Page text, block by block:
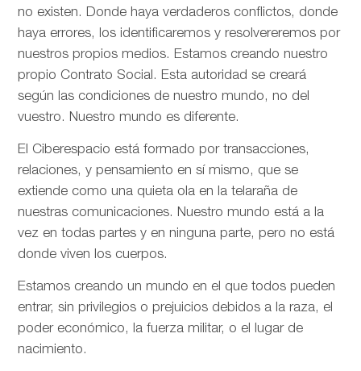
no existen. Donde haya verdaderos conflictos, donde
haya errores, los identificaremos y resolvereremos por
nuestros propios medios. Estamos creando nuestro
propio Contrato Social. Esta autoridad se creará
según las condiciones de nuestro mundo, no del
vuestro. Nuestro mundo es diferente.
El Ciberespacio está formado por transacciones,
relaciones, y pensamiento en sí mismo, que se
extiende como una quieta ola en la telaraña de
nuestras comunicaciones. Nuestro mundo está a la
vez en todas partes y en ninguna parte, pero no está
donde viven los cuerpos.
Estamos creando un mundo en el que todos pueden
entrar, sin privilegios o prejuicios debidos a la raza, el
poder económico, la fuerza militar, o el lugar de
nacimiento.